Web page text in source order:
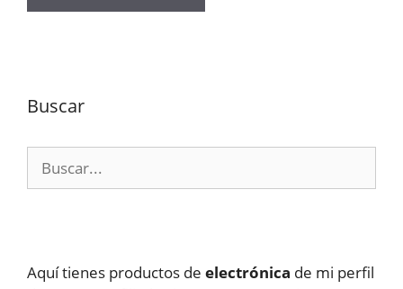
Buscar
Aquí tienes productos de electrónica de mi perfil